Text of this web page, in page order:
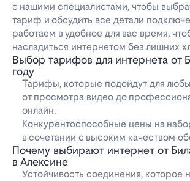
с нашими специалистами, чтобы
тариф и обсудить все детали
работаем в удобное для вас время,
насладиться интернетом без лишних
Выбор тарифов для интернета от
году
Тарифы, которые подойдут для
от просмотра видео до
онлайн.
Конкурентоспособные цены на
в сочетании с высоким качеством
Почему выбирают интернет от
в Алексине
Устойчивость соединения, которое